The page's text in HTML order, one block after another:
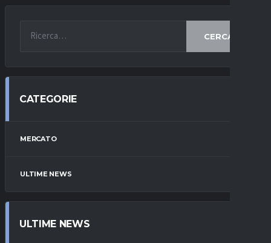
CERCA
CATEGORIE
MERCATO
ULTIME NEWS
ULTIME NEWS